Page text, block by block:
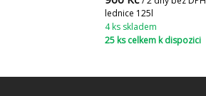
lednice 125l
4 ks skladem
25 ks celkem k dispozici